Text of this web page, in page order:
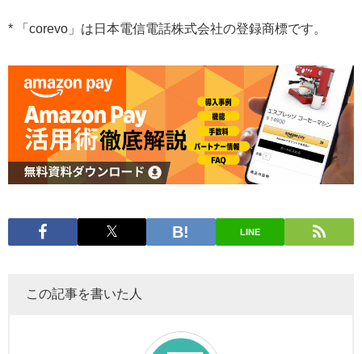
* 「corevo」は日本電信電話株式会社の登録商標です。
LINE
この記事を書いた人